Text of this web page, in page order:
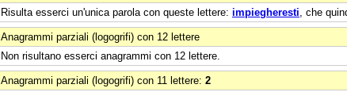
Risulta esserci un'unica parola con queste lettere: impiegheresti , che
Anagrammi parziali (logogrifi) con 12 lettere
Non risultano esserci anagrammi con 12 lettere.
Anagrammi parziali (logogrifi) con 11 lettere: 2